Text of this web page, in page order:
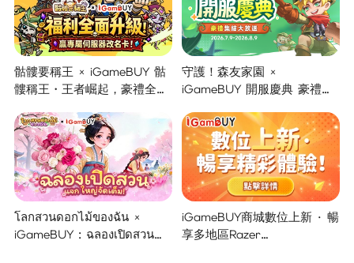
骷髏要稱王 × iGameBUY 骷
髏稱王・王者崛起，豪禮全面
守護！森友家園 ×
iGameBUY 開服慶典 豪禮集
โลกสวนดอกไม้ของฉัน ×
iGameBUY : ฉลองเปิดสวน
iGameBUY商城數位上新 · 暢
享多地區Razer